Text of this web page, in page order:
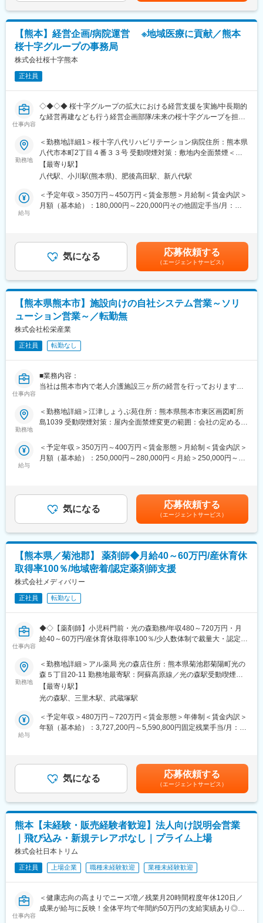
【企業紹介WEBページ】
■会社概要
https://www.youtube.com/watch?v=Ge4KiEjNYaM
■採用サイト内動画ページ
https://trim-saiyo.jp/movie/
開業をお考えの先生には、シュミレーションにもなり、スキルア
ップにつながる環境です。
衛生士・歯科助手：5名（育児休暇1名・フル→パート1名／訪問
診療のみ・アルバイト1名）女性
技工士：1名男性
受付：2名女性
【熊本】経営企画/病院運営 ※地域医療に貢献／熊本
桜十字グループの事務局
株式会社桜十字熊本
正社員
仕事内容
◇◆◇◆ 桜十字グループの拡大における経営支援を実施/中長期的
な経営再建なども行う経営企画部隊/未来の桜十字グループを担う
■職務内容：当院での病院運営に関わる業務全般をご担当いただき
ます。
□管理部門
・人事部門：医療スタッフの採用/教育/定着方針は重要でありこれ
に関する戦略立案
・システム部門：業務IT効率化
□施設運営(病院または介護施設)
スタッフの採用・育成などの人事業務
・バックオフィスの業務改善：クリニック以外で行う診療・検査
以外の受診予約管理や報告書作成、請求管理などの業務オペレー
事務：11名（企画、運営、システム、広報、人事など）
総務：4名
庶務：3名
■職務の特徴：
ります。桜十字グループでは従来の医療・介護業界の常識にとら
われることなく常に新しいことに挑戦しています。そのため、自
求めています。また、介護や看護・診療に関しては専門スタッフ
が在籍しているため、患者の満足を第一に、サービスや運営の改
変更の範囲：会社の定める業務
勤務地
＜勤務地詳細1＞桜十字八代リハビリテーション病院住所：熊本県
八代市本町2丁目４番３３号 受動喫煙対策：敷地内全面禁煙＜勤
務地詳細2＞桜十字宇城病院住所：熊本県宇城市小川町北新田５
受動喫煙対策：屋内全面禁煙変更の範囲：会社の定める事業所
【最寄り駅】
八代駅、小川駅(熊本県)、肥後高田駅、新八代駅
給与
＜予定年収＞350万円～450万円＜賃金形態＞月給制＜賃金内訳＞
月額（基本給）：180,000円～220,000円その他固定手当/月：
気になる 応募依頼する
（エージェントサービス）
【熊本県熊本市】施設向けの自社システム営業～ソリ
ューション営業～／転勤無
株式会社松栄産業
正社員 転勤なし
仕事内容
■業務内容：
当社は熊本市内で老人介護施設三ヶ所の経営を行っております。
力を注いでおり、今回はそられシステムの拡販業務をお任せいた
します。
・顧客選定～アポイント取得
・提案～見積提示
■入社後：
入社後3ヶ月間は先輩スタッフがマンツーマンで教育しますので安
心して就業可能です。
■会社の特長：
・意見を伝えやすく長く働きやすい職場です。
・育児休暇の実績あり。育児との両立を応援しています。
・社内研修制度があるため、手厚くフォローする体制が整ってい
ます。
勤務地
＜勤務地詳細＞江津しょうぶ苑住所：熊本県熊本市東区画図町所
島1039 受動喫煙対策：屋内全面禁煙変更の範囲：会社の定める事
給与
＜予定年収＞350万円～400万円＜賃金形態＞月給制＜賃金内訳＞
月額（基本給）：250,000円～280,000円＜月給＞250,000円～
気になる 応募依頼する
（エージェントサービス）
【熊本県／菊池郡】 薬剤師◆月給40～60万円/産休育休
取得率100％/地域密着/認定薬剤師支援
株式会社メディバリー
正社員 転勤なし
仕事内容
◆◇【薬剤師】小児科門前・光の森勤務/年収480～720万円・月
給40～60万円/産休育休取得率100％/少人数体制で裁量大・認定薬
熊本県菊池郡菊陽町にあるアル薬局 光の森店にて、調剤・服薬
指導・小児処方対応など薬剤師業務全般をお任せします。
■職務詳細：
・小児科門前での調剤、監査、服薬指導業務
・OTC医薬品の販売、健康相談対応
・電子薬歴を用いた薬歴管理・情報提供
・錠剤・散薬自動分包機を利用した調剤業務
ご入社後は、既存の社員と一緒に外来調剤や小児処方の対応から
スタートしていただきます。処方の傾向や地域の患者さまの特徴
など、基礎的な部分から丁寧にお伝えしますので、小児科の経験
環境です。また、認定薬剤師取得の支援制度もあり、研修会や勉
強会への参加を通じて、スキルアップを後押しします。
■組織体制：
剤師不在の日はグループ内の他店舗からヘルプを受けながら運営
しており、店舗間の協力体制が整っています。少人数ならではの
がら、「地域に選ばれる薬局づくり」を進めています。今回ご入
社いただく方には、中心メンバーの一人として活躍いただくこと
勤務地
＜勤務地詳細＞アル薬局 光の森店住所：熊本県菊池郡菊陽町光の
森５丁目20-11 勤務地最寄駅：阿蘇高原線／光の森駅受動喫煙対
策：屋内全面禁煙変更の範囲：会社の定める事業所
【最寄り駅】
光の森駅、三里木駅、武蔵塚駅
給与
＜予定年収＞480万円～720万円＜賃金形態＞年俸制＜賃金内訳＞
年額（基本給）：3,727,200円～5,590,800円固定残業手当/月：
給与補足＞■昇給：あり※月給には固定残業代40時間分が含まれて
おりますが、超過分は別途支給致します。※実際の残業時間は10-
20時間程度となります。賃金はあくまでも目安の金額であり、選
考を通じて上下する可能性があります。月給(月額)は固定手当を含
めた表記です。
気になる 応募依頼する
（エージェントサービス）
熊本【未経験・販売経験者歓迎】法人向け説明会営業
｜飛び込み・新規テレアポなし｜プライム上場
株式会社日本トリム
正社員 上場企業 職種未経験歓迎 業種未経験歓迎
仕事内容
＜健康志向の高まりでニーズ増／残業月20時間程度年休120日／
成果が給与に反映！全体平均で年間約50万円の支給実績あり◎＞